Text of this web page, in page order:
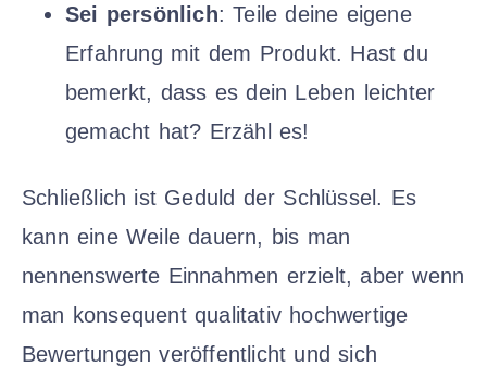
Sei persönlich: Teile deine eigene
Erfahrung mit dem Produkt. Hast du
bemerkt, dass es dein Leben leichter
gemacht hat? Erzähl es!
Schließlich ist Geduld der Schlüssel. Es
kann eine Weile dauern, bis man
nennenswerte Einnahmen erzielt, aber wenn
man konsequent qualitativ hochwertige
Bewertungen veröffentlicht und sich